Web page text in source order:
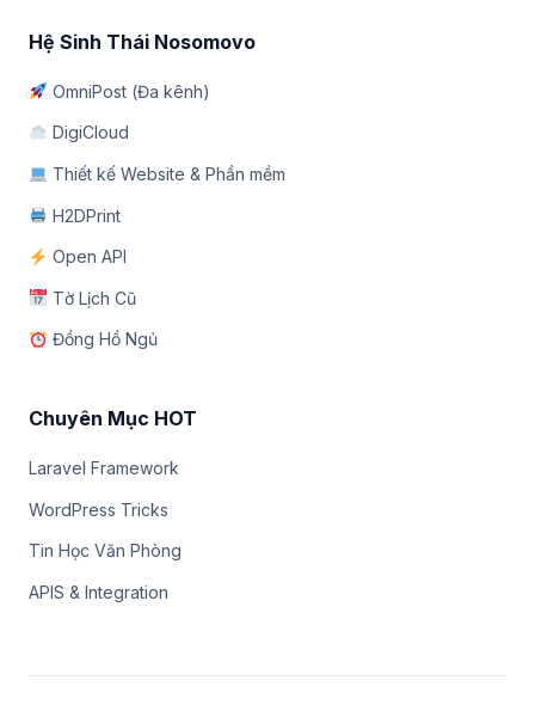
Hệ Sinh Thái Nosomovo
OmniPost (Đa kênh)
DigiCloud
Thiết kế Website & Phần mềm
H2DPrint
Open API
Tờ Lịch Cũ
Đồng Hồ Ngủ
Chuyên Mục HOT
Laravel Framework
WordPress Tricks
Tin Học Văn Phòng
APIS & Integration